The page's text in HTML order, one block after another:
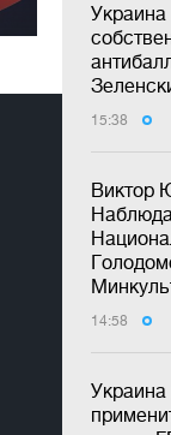
Украина
15:38
Виктор
14:58